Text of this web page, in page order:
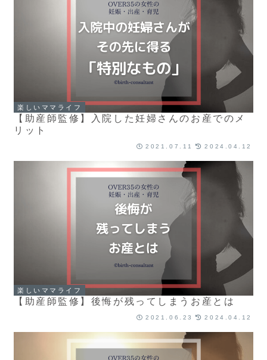
楽しいママライフ
【助産師監修】入院した妊婦さんのお産でのメ
リット
2021.07.11 2024.04.12
楽しいママライフ
【助産師監修】後悔が残ってしまうお産とは
2021.06.23 2024.04.12